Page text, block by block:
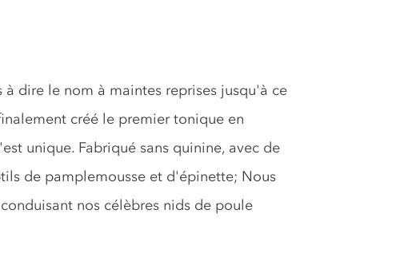
dire le nom à maintes reprises jusqu'à ce
créé le premier tonique en
unique. Fabriqué sans quinine, avec de
de pamplemousse et d'épinette; Nous
nos célèbres nids de poule